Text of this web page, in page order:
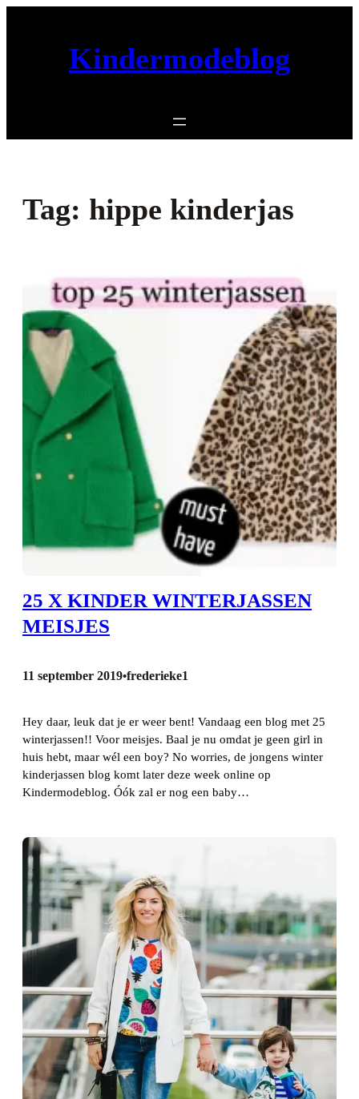
Kindermodeblog
Tag: hippe kinderjas
25 X KINDER WINTERJASSEN
MEISJES
11 september 2019•frederieke1
Hey daar, leuk dat je er weer bent! Vandaag een blog met 25
winterjassen!! Voor meisjes. Baal je nu omdat je geen girl in
huis hebt, maar wél een boy? No worries, de jongens winter
kinderjassen blog komt later deze week online op
Kindermodeblog. Óók zal er nog een baby…